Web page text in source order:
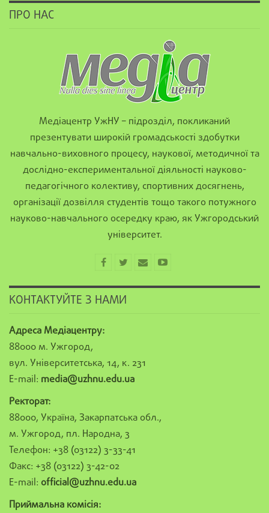
ПРО НАС
Медіацентр УжНУ – підрозділ, покликаний
презентувати широкій громадськості здобутки
навчально-виховного процесу, наукової, методичної та
дослідно-експериментальної діяльності науково-
педагогічного колективу, спортивних досягнень,
організації дозвілля студентів тощо такого потужного
науково-навчального осередку краю, як Ужгородський
університет.
КОНТАКТУЙТЕ З НАМИ
Адреса Медіацентру:
88000 м. Ужгород,
вул. Університетська, 14, к. 231
E-mail: media@uzhnu.edu.ua
Ректорат:
88000, Україна, Закарпатська обл.,
м. Ужгород, пл. Народна, 3
Телефон: +38 (03122) 3-33-41
Факс: +38 (03122) 3-42-02
E-mail: official@uzhnu.edu.ua
Приймальна комісія: